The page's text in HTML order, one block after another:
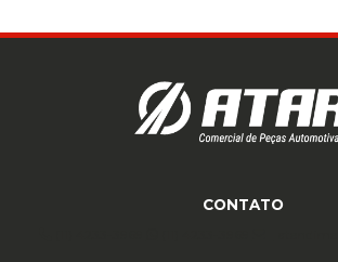
Anel para Vedação OR 335 Importado - Cod 01771
Anel para Vedação OR 339 - Cod 01772
Anel para Vedação OR 88 - Cod 01767
CONTATO